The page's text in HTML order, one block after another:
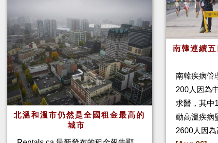
北溫和溫市仍然是全國租金最高的
城市
南韓連續
南韓疾病管
200人因為
求醫，其中
動高溫疾病
2600人因